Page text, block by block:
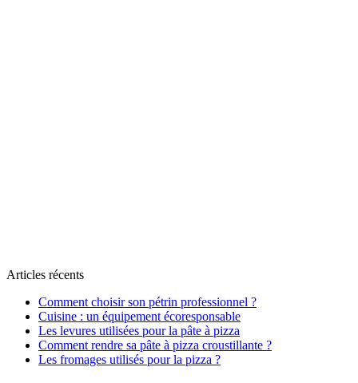
Articles récents
Comment choisir son pétrin professionnel ?
Cuisine : un équipement écoresponsable
Les levures utilisées pour la pâte à pizza
Comment rendre sa pâte à pizza croustillante ?
Les fromages utilisés pour la pizza ?